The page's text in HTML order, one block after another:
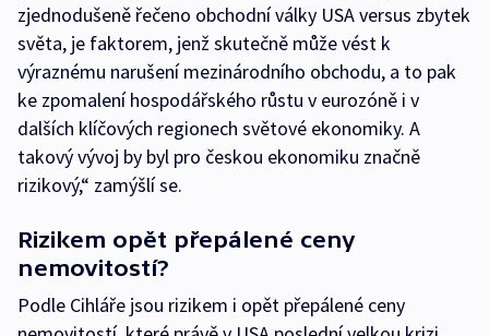
zjednodušeně řečeno obchodní války USA versus zbytek
světa, je faktorem, jenž skutečně může vést k
výraznému narušení mezinárodního obchodu, a to pak
ke zpomalení hospodářského růstu v eurozóně i v
dalších klíčových regionech světové ekonomiky. A
takový vývoj by byl pro českou ekonomiku značně
rizikový,“ zamýšlí se.
Rizikem opět přepálené ceny
nemovitostí?
Podle Cihláře jsou rizikem i opět přepálené ceny